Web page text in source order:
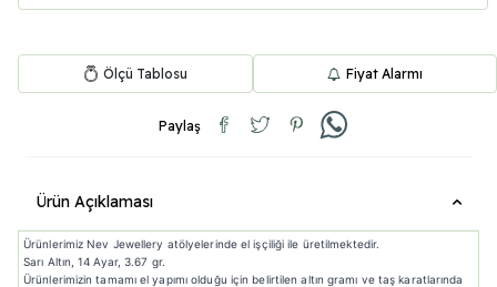
Ölçü Tablosu Fiyat Alarmı
Paylaş
Ürün Açıklaması
Ürünlerimiz Nev Jewellery atölyelerinde el işçiliği ile üretilmektedir.
Sarı Altın, 14 Ayar, 3.67 gr.
Ürünlerimizin tamamı el yapımı olduğu için belirtilen altın gramı ve taş karatlarında